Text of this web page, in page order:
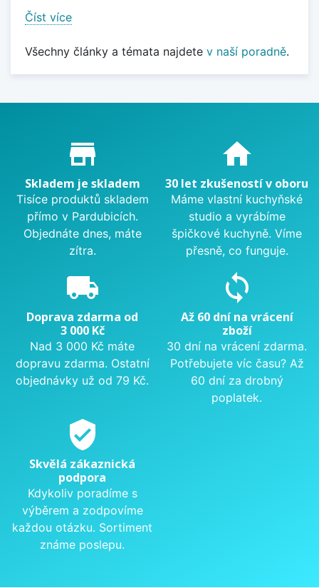
Číst více
Všechny články a témata najdete v naší poradně.
Proč nakupovat u nás?
store_mall_directory
Skladem je skladem
Tisíce produktů skladem
přímo v Pardubicích.
Objednáte dnes, máte
zítra.
home
30 let zkušeností v oboru
Máme vlastní kuchyňské
studio a vyrábíme
špičkové kuchyně. Víme
přesně, co funguje.
local_shipping
Doprava zdarma od
3 000 Kč
Nad 3 000 Kč máte
dopravu zdarma. Ostatní
objednávky už od 79 Kč.
sync
Až 60 dní na vrácení
zboží
30 dní na vrácení zdarma.
Potřebujete víc času? Až
60 dní za drobný
poplatek.
verified_user
Skvělá zákaznická
podpora
Kdykoliv poradíme s
výběrem a zodpovíme
každou otázku. Sortiment
známe poslepu.